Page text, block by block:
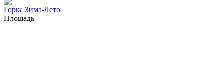
Горка Зима-Лето
Площадь